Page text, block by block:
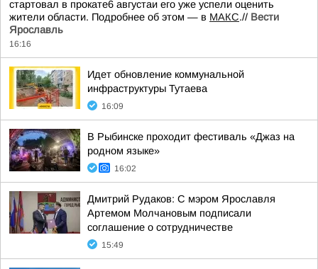
стартовал в прокате6 августаи его уже успели оценить
жители области. Подробнее об этом — в МАКС.// Вести
Ярославль
16:16
Идет обновление коммунальной
инфраструктуры Тутаева
16:09
В Рыбинске проходит фестиваль «Джаз на
родном языке»
16:02
Дмитрий Рудаков: С мэром Ярославля
Артемом Молчановым подписали
соглашение о сотрудничестве
15:49